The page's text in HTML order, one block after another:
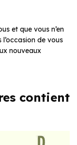
et que vous n’en
de vous
nouveaux
contient